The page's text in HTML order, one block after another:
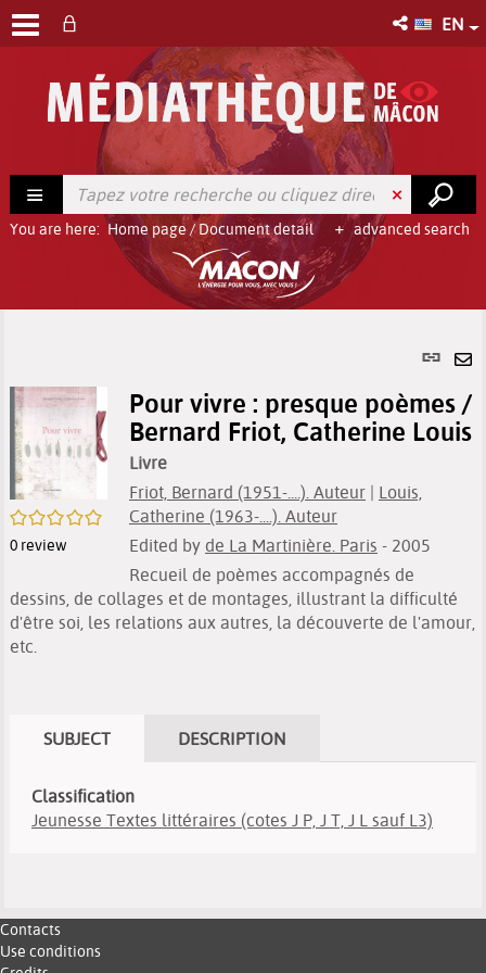
EN
advanced search
You are here: Home page/Document detail
link
by
/5
0 review
Pour vivre : presque poèmes /
Bernard Friot, Catherine Louis
Livre
Friot, Bernard (1951-....). Auteur | Louis,
Catherine (1963-....). Auteur
Edited by de La Martinière. Paris - 2005
Recueil de poèmes accompagnés de
dessins, de collages et de montages, illustrant la difficulté
d'être soi, les relations aux autres, la découverte de l'amour,
etc.
SUBJECT DESCRIPTION
Classification
Jeunesse Textes littéraires (cotes J P, J T, J L sauf L3)
Contacts
Use conditions